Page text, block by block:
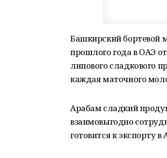
Башкирский бортевой
прошлого года в ОАЭ
липового сладкового
каждая маточного
Арабам сладкий
взаимовыгодно
готовится к экспорту